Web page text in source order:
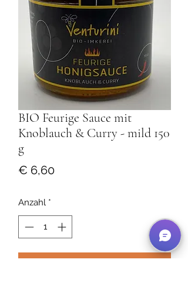
BIO Feurige Sauce mit
Knoblauch & Curry - mild 150
g
€ 6,60Preis
Anzahl *